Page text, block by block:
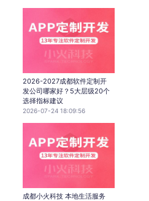
2026-2027成都软件定制开
发公司哪家好？5大层级20个
选择指标建议
2026-07-24 18:09:56
成都小火科技 本地生活服务